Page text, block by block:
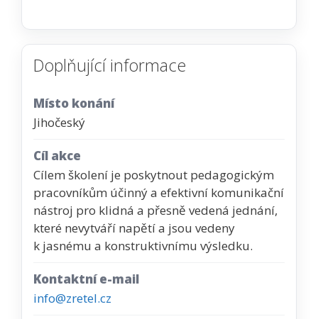
Doplňující informace
Místo konání
Jihočeský
Cíl akce
Cílem školení je poskytnout pedagogickým
pracovníkům účinný a efektivní komunikační
nástroj pro klidná a přesně vedená jednání,
které nevytváří napětí a jsou vedeny
k jasnému a konstruktivnímu výsledku.
Kontaktní e-mail
info@zretel.cz